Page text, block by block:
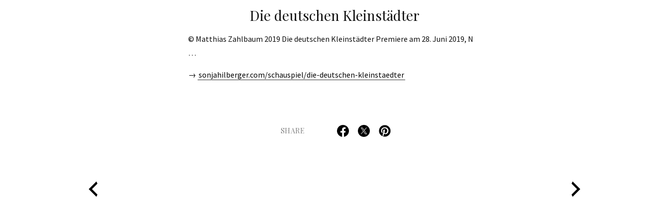
Die deutschen Kleinstädter
© Matthias Zahlbaum 2019 Die deutschen Kleinstädter Premiere am 28. Juni 2019, N
…
→ sonjahilberger.com/schauspiel/die-deutschen-kleinstaedter
SHARE